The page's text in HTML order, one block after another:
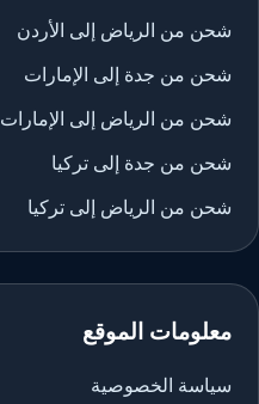
شحن من الرياض إلى الأردن
شحن من جدة إلى الإمارات
شحن من الرياض إلى الإمارات
شحن من جدة إلى تركيا
شحن من الرياض إلى تركيا
معلومات الموقع
سياسة الخصوصية